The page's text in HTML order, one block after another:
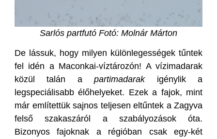
Sarlós partfutó Fotó: Molnár Márton
De lássuk, hogy milyen különlegességek tűntek
fel idén a Maconkai-víztározón! A vízimadarak
közül talán apartimadarakigénylik a
legspeciálisabb élőhelyeket. Ezek a fajok, mint
már említettük sajnos teljesen eltűntek a Zagyva
felső szakaszáról a szabályozások óta.
Bizonyos fajoknak a régióban csak egy-két